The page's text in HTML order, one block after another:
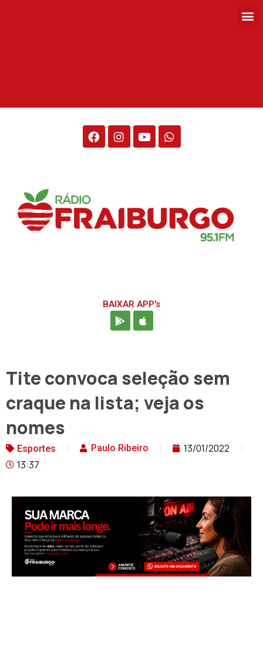
BAIXAR APP's
Tite convoca seleção sem
craque na lista; veja os
nomes
Esportes Paulo Ribeiro
13/01/2022
13:37